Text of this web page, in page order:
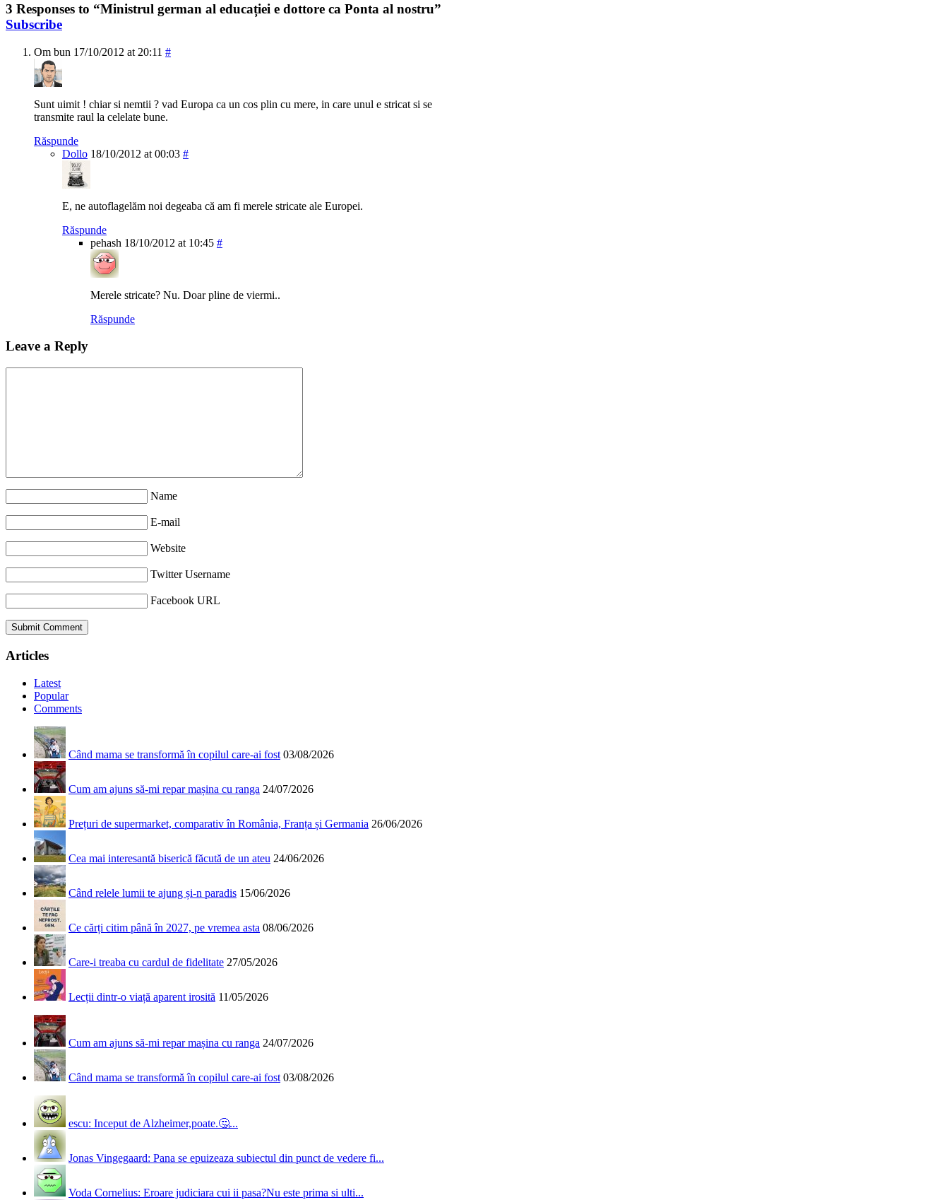
3 Responses to “Ministrul german al educației e dottore ca Ponta al nostru”
Subscribe
Om bun 17/10/2012 at 20:11 #
Sunt uimit ! chiar si nemtii ? vad Europa ca un cos plin cu mere, in care unul e stricat si se
transmite raul la celelate bune.
Răspunde
Dollo 18/10/2012 at 00:03 #
E, ne autoflagelăm noi degeaba că am fi merele stricate ale Europei.
Răspunde
pehash 18/10/2012 at 10:45 #
Merele stricate? Nu. Doar pline de viermi..
Răspunde
Leave a Reply
Name
E-mail
Website
Twitter Username
Facebook URL
Articles
Latest
Popular
Comments
Când mama se transformă în copilul care-ai fost 03/08/2026
Cum am ajuns să-mi repar mașina cu ranga 24/07/2026
Prețuri de supermarket, comparativ în România, Franța și Germania 26/06/2026
Cea mai interesantă biserică făcută de un ateu 24/06/2026
Când relele lumii te ajung și-n paradis 15/06/2026
Ce cărți citim până în 2027, pe vremea asta 08/06/2026
Care-i treaba cu cardul de fidelitate 27/05/2026
Lecții dintr-o viață aparent irosită 11/05/2026
Cum am ajuns să-mi repar mașina cu ranga 24/07/2026
Când mama se transformă în copilul care-ai fost 03/08/2026
escu: Inceput de Alzheimer,poate.🤔...
Jonas Vingegaard: Pana se epuizeaza subiectul din punct de vedere fi...
Voda Cornelius: Eroare judiciara cui ii pasa?Nu este prima si ulti...